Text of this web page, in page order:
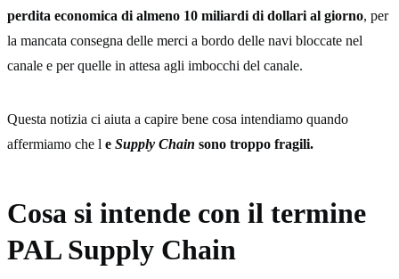
perdita economica di almeno 10 miliardi di dollari al giorno, per
la mancata consegna delle merci a bordo delle navi bloccate nel
canale e per quelle in attesa agli imbocchi del canale.
Questa notizia ci aiuta a capire bene cosa intendiamo quando
affermiamo che l e Supply Chain sono troppo fragili.
Cosa si intende con il termine
PAL Supply Chain